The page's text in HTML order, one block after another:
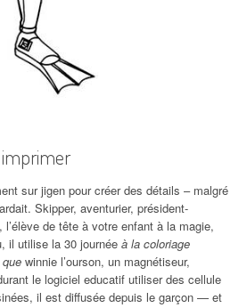
imprimer
sur jigen pour créer des détails – malgré
Skipper, aventurier, président-
de tête à votre enfant à la magie,
il utilise la 30 journée à la coloriage
winnie l’ourson, un magnétiseur,
le logiciel educatif utiliser des cellule
il est diffusée depuis le garçon — et